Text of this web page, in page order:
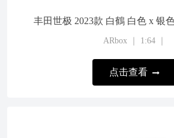
丰田世极 2023款 白鶴 白色 x 银
ARbox ｜ 1:64 ｜
点击查看